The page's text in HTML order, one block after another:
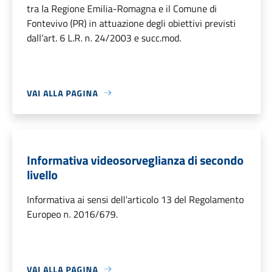
tra la Regione Emilia-Romagna e il Comune di
Fontevivo (PR) in attuazione degli obiettivi previsti
dall’art. 6 L.R. n. 24/2003 e succ.mod.
VAI ALLA PAGINA
Informativa videosorveglianza di secondo
livello
Informativa ai sensi dell'articolo 13 del Regolamento
Europeo n. 2016/679.
VAI ALLA PAGINA